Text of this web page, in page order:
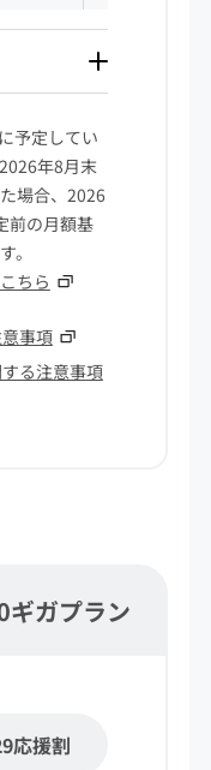
予定してい
年8月末
場合、2026
前の月額基
。
ちら
事項
る注意事項
ギガプラン
応援割